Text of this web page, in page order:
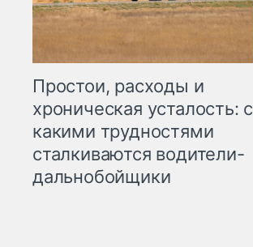
Простои, расходы и
хроническая усталость: с
какими трудностями
сталкиваются водители-
дальнобойщики